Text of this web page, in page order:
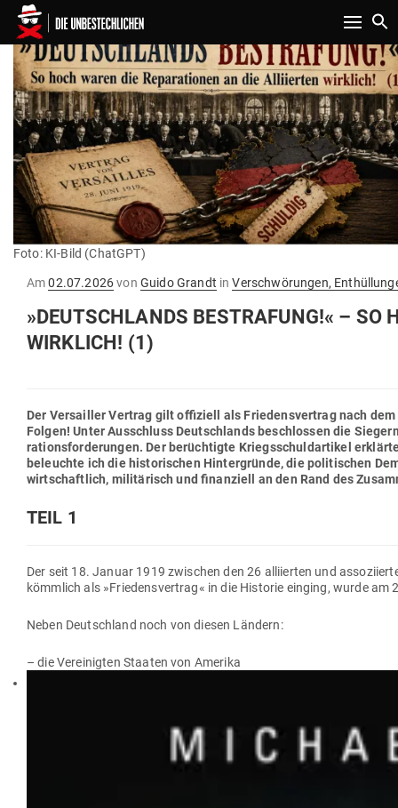
Toggle
Foto: KI-Bild (ChatGPT)
AmGepostet
02.07.2026von Guido Grandt inVerschwörungen,
»DEUTSCH­LANDS BESTRAFUNG!« – SO
WIRKLICH! (1)
Der Ver­sailler Vertrag gilt offi­ziell als Frie­dens­vertrag nach
Folgen! Unter Aus­schluss Deutsch­lands beschlossen die
ra­ti­ons­for­de­rungen. Der berüch­tigte Kriegs­schuld­ar­tikel
beleuchte ich die his­to­ri­schen Hin­ter­gründe, die poli­ti­schen
wirt­schaftlich, mili­tä­risch und finan­ziell an den Rand des
TEIL 1
Der seit 18. Januar 1919 zwi­schen den 26 alli­ierten und
kömmlich als »Frie­dens­vertrag« in die His­torie einging, wurde
Neben Deutschland noch von diesen Ländern:
– die Ver­ei­nigten Staaten von Amerika